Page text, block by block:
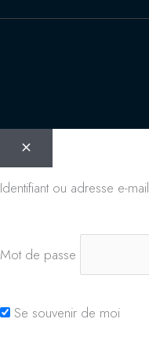
Identifiant ou adresse e-mail
Mot de passe
Se souvenir de moi